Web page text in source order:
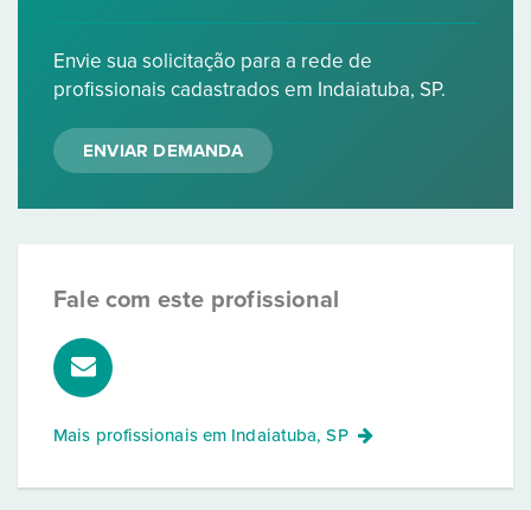
Envie sua solicitação para a rede de
profissionais cadastrados em Indaiatuba, SP.
ENVIAR DEMANDA
Fale com este profissional
Mais profissionais em Indaiatuba, SP